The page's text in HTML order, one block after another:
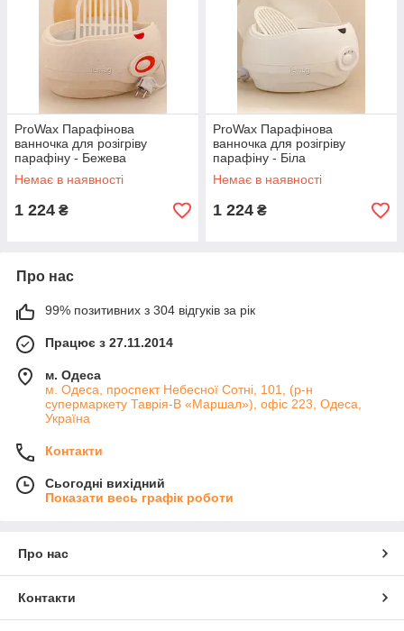
ProWax Парафінова
ванночка для розігріву
парафіну - Бежева
Немає в наявності
1 224 ₴
ProWax Парафінова
ванночка для розігріву
парафіну - Біла
Немає в наявності
1 224 ₴
Про нас
99% позитивних з 304 відгуків за рік
Працює з 27.11.2014
м. Одеса
м. Одеса, проспект Небесної Сотні, 101, (р-н
супермаркету Таврія-В «Маршал»), офіс 223, Одеса,
Україна
Контакти
Сьогодні вихідний
Показати весь графік роботи
Про нас
Контакти